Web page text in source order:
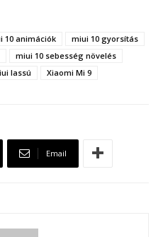
10 animációk
miui 10 gyorsítás
miui 10 sebesség növelés
lassú Xiaomi Mi 9
Email